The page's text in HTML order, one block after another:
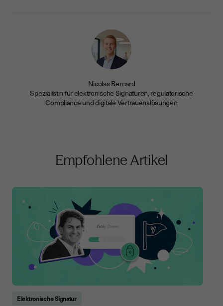
Nicolas Bernard
Spezialistin für elektronische Signaturen, regulatorische
Compliance und digitale Vertrauenslösungen
Empfohlene Artikel
Elektronische Signatur